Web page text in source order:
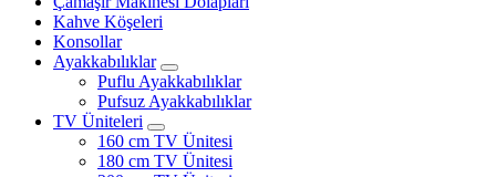
Kahve Köşeleri
Konsollar
Ayakkabılıklar
Puflu Ayakkabılıklar
Pufsuz Ayakkabılıklar
TV Üniteleri
160 cm TV Ünitesi
180 cm TV Ünitesi